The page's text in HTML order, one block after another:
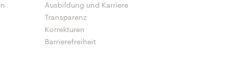
Ausbildung und Karriere
Transparenz
Korrekturen
Barrierefreiheit